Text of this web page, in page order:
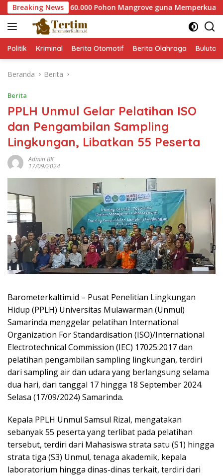
Langsung
ke
konten
Breaking News
Tanam 60.000 Pohon Mangrove guna Memperkuat
Politik Kriminal Berita Otomotif Berita Olahraga
Beranda Berita
Berita
PPLH Unmul Gelar Pelatihan ISO
dan Pengambilan Sampling
Lingkungan, Libatkan 55 Peserta
Admin BK
17/09/2024
Barometerkaltim.id – Pusat Penelitian Lingkungan
Hidup (PPLH) Universitas Mulawarman (Unmul)
Samarinda menggelar pelatihan International
Organization For Standardisation (ISO)/International
Electrotechnical Commission (IEC) 17025:2017 dan
pelatihan pengambilan sampling lingkungan, terdiri
dari sampling air dan udara yang berlangsung selama
dua hari, dari tanggal 17 hingga 18 September 2024.
Selasa (17/09/2024) Samarinda.
Kepala PPLH Unmul Samsul Rizal, mengatakan
sebanyak 55 peserta yang terlibat pada pelatihan
tersebut, terdiri dari Mahasiswa strata satu (S1) hingga
strata tiga (S3) Unmul, tenaga akademik, kepala
laboratorium hingga dinas-dinas terkait, terdiri dari